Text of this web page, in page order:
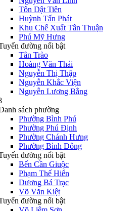
Tôn Dật Tiên
Huỳnh Tấn Phát
Khu Chế Xuất Tân Thuận
Phú Mỹ Hưng
đường nổi bật
Tân Trào
Hoàng Văn Thái
Nguyễn Thị Thập
Nguyễn Khắc Viện
Nguyễn Lương Bằng
sách phường
Phường Bình Phú
Phường Phú Định
Phường Chánh Hưng
Phường Bình Đông
đường nổi bật
Bến Cần Giuộc
Phạm Thế Hiển
Dương Bá Trạc
Võ Văn Kiệt
đường nổi bật